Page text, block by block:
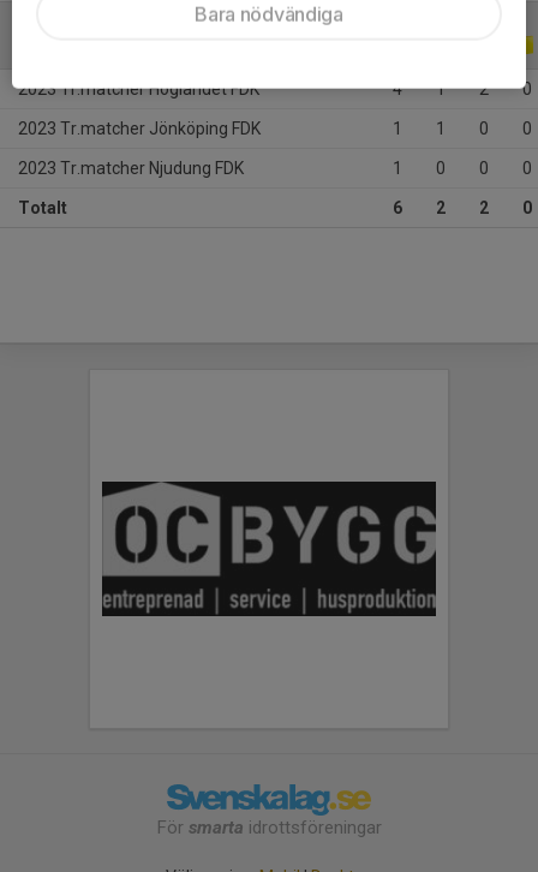
2023 Tr.matcher Höglandet FDK 4 1 2 0
2023 Tr.matcher Jönköping FDK 1 1 0 0
2023 Tr.matcher Njudung FDK 1 0 0 0
Totalt 6 2 2 0
För smarta idrottsföreningar
Bara nödvändiga